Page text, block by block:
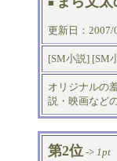
■
更新日：2007/
[SM小説] [SM
オリジナルの
説・映画など
第2位 -> 1pt